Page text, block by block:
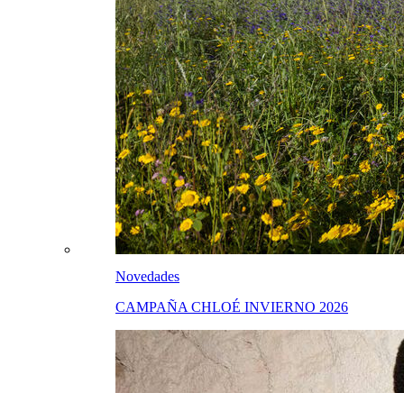
Novedades
CAMPAÑA CHLOÉ INVIERNO 2026